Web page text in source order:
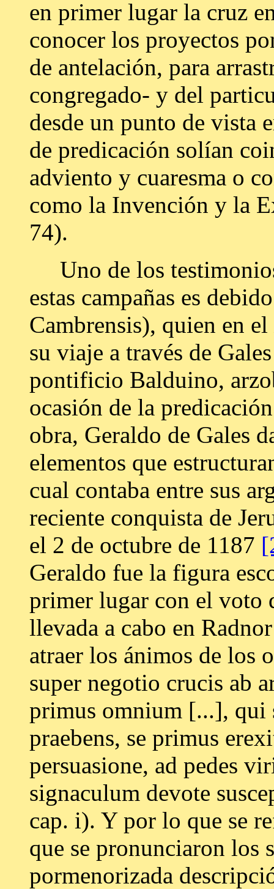
en primer lugar la cruz
conocer los proyectos
de antelación, para
congregado- y del
desde un punto de vista
de predicación solían
adviento y cuaresma o
como la Invención y la
74).
Uno de los
estas campañas es
Cambrensis), quien en el
su viaje a través de
pontificio Balduino,
ocasión de la
obra, Geraldo de Gales
elementos que
cual contaba entre sus
reciente conquista de
el 2 de octubre de 1187
Geraldo fue la figura
primer lugar con el voto
llevada a cabo en
atraer los ánimos de los
super negotio crucis ab
primus omnium [...], qui
praebens, se primus
persuasione, ad pedes
signaculum devote
cap. i). Y por lo que se
que se pronunciaron los
pormenorizada